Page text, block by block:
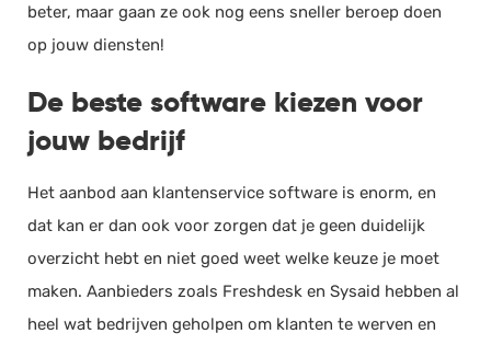
beter, maar gaan ze ook nog eens sneller beroep doen
op jouw diensten!
De beste software kiezen voor
jouw bedrijf
Het aanbod aan klantenservice software is enorm, en
dat kan er dan ook voor zorgen dat je geen duidelijk
overzicht hebt en niet goed weet welke keuze je moet
maken. Aanbieders zoals Freshdesk en Sysaid hebben al
heel wat bedrijven geholpen om klanten te werven en